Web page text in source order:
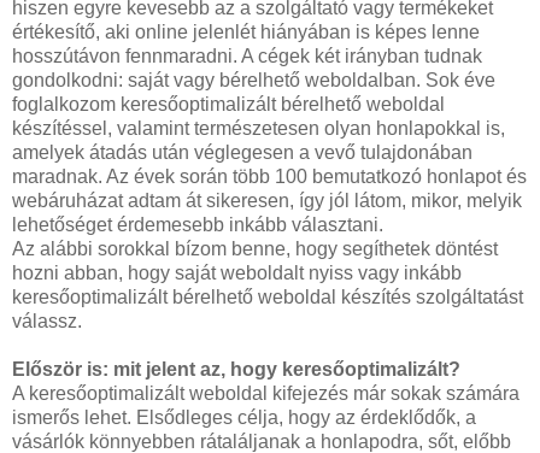
hiszen egyre kevesebb az a szolgáltató vagy termékeket
értékesítő, aki online jelenlét hiányában is képes lenne
hosszútávon fennmaradni. A cégek két irányban tudnak
gondolkodni: saját vagy bérelhető weboldalban. Sok éve
foglalkozom keresőoptimalizált bérelhető weboldal
készítéssel, valamint természetesen olyan honlapokkal is,
amelyek átadás után véglegesen a vevő tulajdonában
maradnak. Az évek során több 100 bemutatkozó honlapot és
webáruházat adtam át sikeresen, így jól látom, mikor, melyik
lehetőséget érdemesebb inkább választani.
Az alábbi sorokkal bízom benne, hogy segíthetek döntést
hozni abban, hogy saját weboldalt nyiss vagy inkább
keresőoptimalizált bérelhető weboldal készítés szolgáltatást
válassz.
Először is: mit jelent az, hogy keresőoptimalizált?
A keresőoptimalizált weboldal kifejezés már sokak számára
ismerős lehet. Elsődleges célja, hogy az érdeklődők, a
vásárlók könnyebben rátaláljanak a honlapodra, sőt, előbb